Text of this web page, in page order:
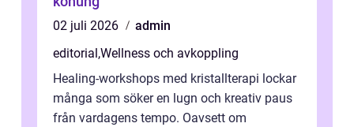
02 juli 2026
admin
editorial,Wellness och avkoppling
Healing-workshops med kristallterapi lockar
många som söker en lugn och kreativ paus
från vardagens tempo. Oavsett om